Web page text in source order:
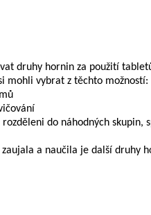
druhy hornin za použití
mohli vybrat z těchto možností:
do náhodných skupin,